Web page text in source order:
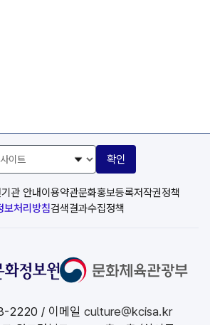
관 안내이용약관문화홍보등록저작권정책
보처리방침검색결과수집정책
확인
2220 / 이메일 culture@kcisa.kr